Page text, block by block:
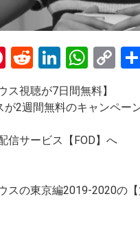
Pi
nt
er
t
R
e
d
t
Li
n
ke
n
W
h
at
A
p
C
py
n
ス視聴が7日間無料】
2週間無料のキャンペー
信サービス【FOD】へ
スの東京編2019-2020の